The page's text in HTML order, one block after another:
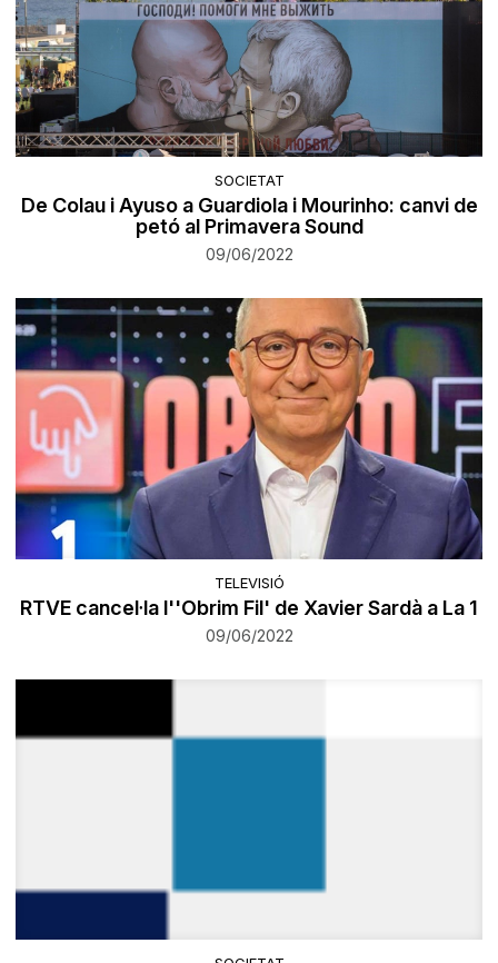
SOCIETAT
De Colau i Ayuso a Guardiola i Mourinho: canvi de
petó al Primavera Sound
09/06/2022
TELEVISIÓ
RTVE cancel·la l''Obrim Fil' de Xavier Sardà a La 1
09/06/2022